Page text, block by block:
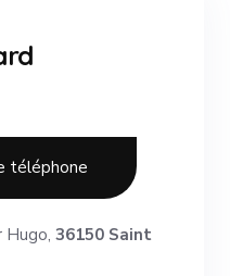
téléphone
Hugo, 36150 Saint